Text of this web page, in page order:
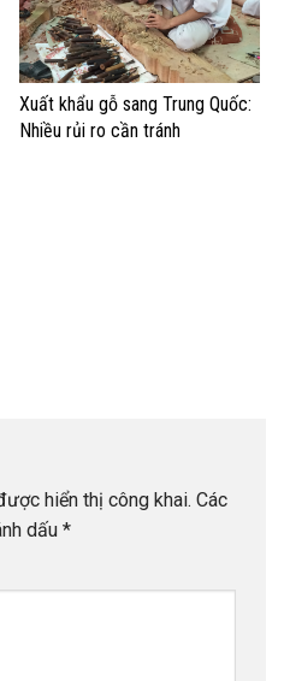
Xuất khẩu gỗ sang Trung Quốc:
Nhiều rủi ro cần tránh
hiển thị công khai. Các
dấu *